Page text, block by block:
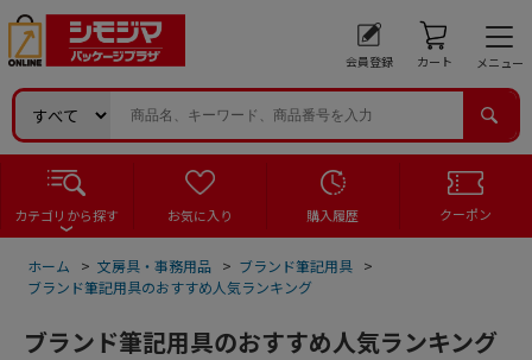
会員登録 カート メニュー
カテゴリから探す お気に入り 購入履歴 クーポン
ホーム > 文房具・事務用品 > ブランド筆記用具 >
ブランド筆記用具のおすすめ人気ランキング
ブランド筆記用具のおすすめ人気ランキング